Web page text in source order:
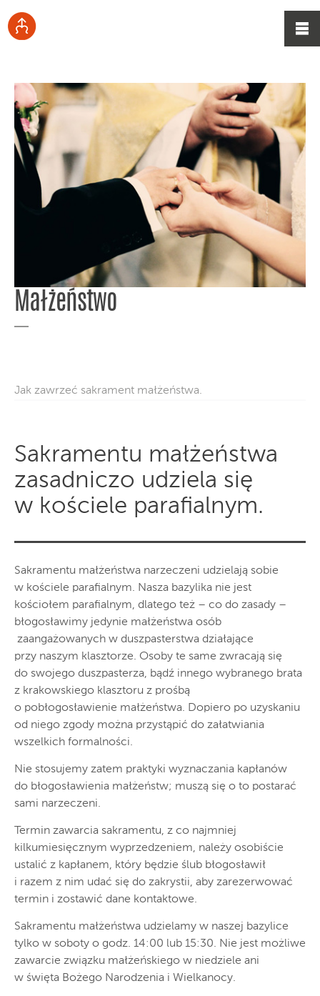
Małżeństwo
Jak zawrzeć sakrament małżeństwa.
Sakramentu małżeństwa
zasadniczo udziela się
w kościele parafialnym.
Sakramentu małżeństwa narzeczeni udzielają sobie
w kościele parafialnym. Nasza bazylika nie jest
kościołem parafialnym, dlatego też – co do zasady –
błogosławimy jedynie małżeństwa osób
zaangażowanych w duszpasterstwa działające
przy naszym klasztorze. Osoby te same zwracają się
do swojego duszpasterza, bądź innego wybranego brata
z krakowskiego klasztoru z prośbą
o pobłogosławienie małżeństwa. Dopiero po uzyskaniu
od niego zgody można przystąpić do załatwiania
wszelkich formalności.
Nie stosujemy zatem praktyki wyznaczania kapłanów
do błogosławienia małżeństw; muszą się o to postarać
sami narzeczeni.
Termin zawarcia sakramentu, z co najmniej
kilkumiesięcznym wyprzedzeniem, należy osobiście
ustalić z kapłanem, który będzie ślub błogosławił
i razem z nim udać się do zakrystii, aby zarezerwować
termin i zostawić dane kontaktowe.
Sakramentu małżeństwa udzielamy w naszej bazylice
tylko w soboty o godz. 14:00 lub 15:30. Nie jest możliwe
zawarcie związku małżeńskiego w niedziele ani
w święta Bożego Narodzenia i Wielkanocy.